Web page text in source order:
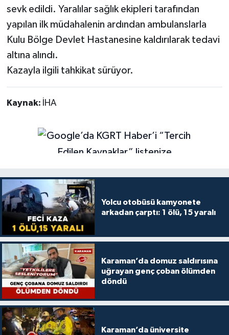
sevk edildi. Yaralılar sağlık ekipleri tarafından
yapılan ilk müdahalenin ardından ambulanslarla
Kulu Bölge Devlet Hastanesine kaldırılarak tedavi
altına alındı.
Kazayla ilgili tahkikat sürüyor.
Kaynak: İHA
Yolcu otobüsü kamyonete
arkadan çarptı: 1 ölü, 15 yaralı
Karaman’da domuz saldırısına
uğrayan genç çoban ölümden
döndü
Karaman’da üniversite